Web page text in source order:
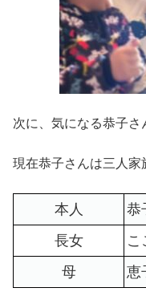
次に、気になる恭子さ
現在恭子さんは三人家
本人
恭
長女
こ
母
恵